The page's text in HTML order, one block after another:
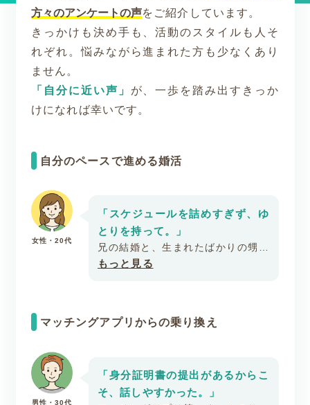
方々のアンケートの声をご紹介しています。
きっかけも決め手も、活動のスタイルも人そ
れぞれ。悩みながら進まれた方も少なくあり
ません。
「自分に近い声」 が、一歩を踏み出すきっか
けになれば幸いです。
自分のペースで進める婚活
「スケジュールを詰めすぎず、ゆ
とりを持って。」
兄の結婚と、生まれたばかりの甥っ
子を見て婚活を意識するようになり
さくな雰囲気に安心できました。
ゆとりを持って調整することをおす
すめします。
もっと見る
女性・20代
マッチングアプリからの乗り換え
「身分証明書の提出があるからこ
そ、話しやすかった。」
男性・30代